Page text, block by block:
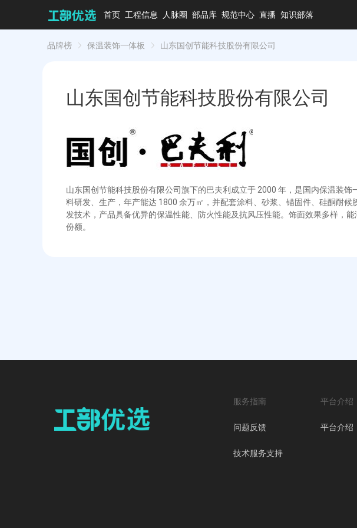
首页 工程信息 人脉圈 部品库 规范中心 直播 知识部落
品牌榜 保温装饰一体板 山东国创节能科技股份有限公司
山东国创节能科技股份有限公司
山东国创节能科技股份有限公司旗下的巴夫利成立于 2000 年，是国内保温装
料研发、生产，年产能达 1800 余万㎡，并配套涂料、砂浆、锚固件、硅酮耐
发技术，产品具备优异的保温性能、防火性能及抗风压性能。饰面效果多样，
份额。
服务指南
问题反馈
技术服务支持
平台介绍
平台介绍